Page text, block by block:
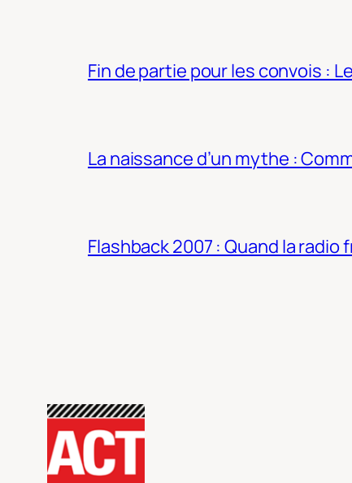
Fin de partie pour les convois :
La naissance d’un mythe :
Flashback 2007 : Quand la